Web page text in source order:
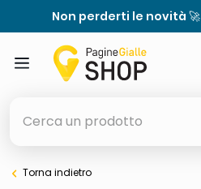
Non perderti le novità 🚀
Torna indietro